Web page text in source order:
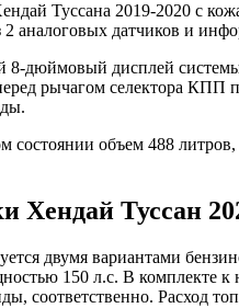
Туссана 2019-2020 с
2 аналоговых датчиков и
8-дюймовый дисплей
рычагом селектора КПП
состоянии объем 488
Хендай Туссан
двумя вариантами
150 л.с. В
соответственно. Расход